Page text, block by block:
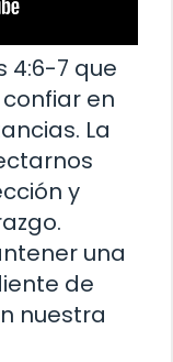
4:6-7 que
en
La
y
una
de
nuestra